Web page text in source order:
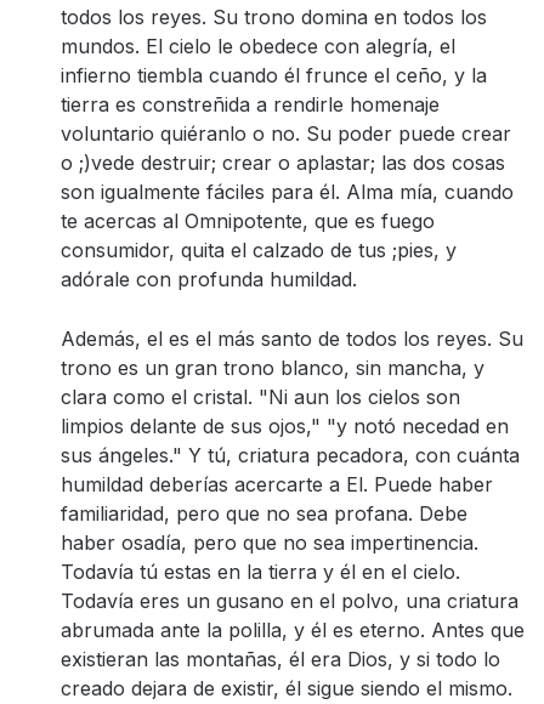
todos los reyes. Su trono domina en todos los
mundos. El cielo le obedece con alegría, el
infierno tiembla cuando él frunce el ceño, y la
tierra es constreñida a rendirle homenaje
voluntario quiéranlo o no. Su poder puede crear
o ;)vede destruir; crear o aplastar; las dos cosas
son igualmente fáciles para él. Alma mía, cuando
te acercas al Omnipotente, que es fuego
consumidor, quita el calzado de tus ;pies, y
adórale con profunda humildad.
Además, el es el más santo de todos los reyes. Su
trono es un gran trono blanco, sin mancha, y
clara como el cristal. "Ni aun los cielos son
limpios delante de sus ojos," "y notó necedad en
sus ángeles." Y tú, criatura pecadora, con cuánta
humildad deberías acercarte a El. Puede haber
familiaridad, pero que no sea profana. Debe
haber osadía, pero que no sea impertinencia.
Todavía tú estas en la tierra y él en el cielo.
Todavía eres un gusano en el polvo, una criatura
abrumada ante la polilla, y él es eterno. Antes que
existieran las montañas, él era Dios, y si todo lo
creado dejara de existir, él sigue siendo el mismo.